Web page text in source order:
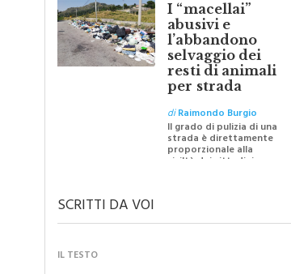
I “macellai”
abusivi e
l’abbandono
selvaggio dei
resti di animali
per strada
diRaimondo Burgio
Il grado di pulizia di una
strada è direttamente
proporzionale alla
SCRITTI DA VOI